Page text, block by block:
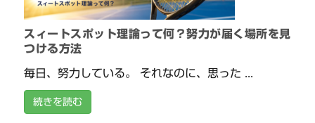
スィートスポット理論って何？努力が届く場所を見
つける方法
毎日、努力している。 それなのに、思った ...
続きを読む